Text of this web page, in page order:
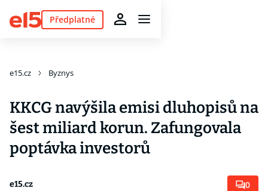
Předplatné
e15.cz Byznys
KKCG navýšila emisi dluhopisů na
šest miliard korun. Zafungovala
poptávka investorů
e15.cz 0